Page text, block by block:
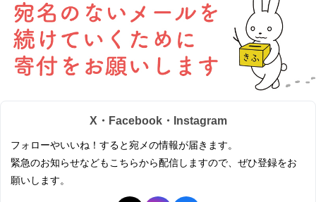
X・Facebook・Instagram
フォローやいいね！すると宛メの情報が届きます。
緊急のお知らせなどもこちらから配信しますので、ぜひ登録をお
願いします。